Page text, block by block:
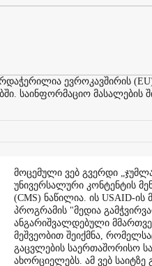
ევროკავშირის
საინფორმაციო მასალების
მოცემული ვებ გვერდი
უნივერსალური კონტენტის
(CMS) ნაწილია. ის USAID-
პროგრამის "მედია
ანგარიშვალდებული
მეშვეობით შეიქმნა,
გაცვლების საერთაშორისო
ახორციელებს. ამ ვებ საიტზე